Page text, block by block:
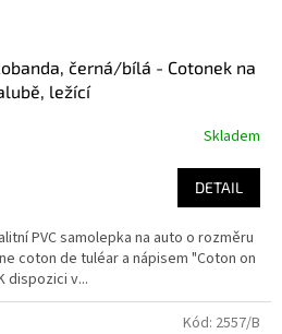
černá/bílá - Cotonek na
ležící
Skladem
DETAIL
PVC samolepka na auto o rozměru
coton de tuléar a nápisem "Coton on
dispozici v...
Kód: 2557/B